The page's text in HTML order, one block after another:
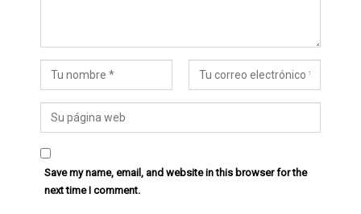
Save my name, email, and website in this browser for the
next time I comment.